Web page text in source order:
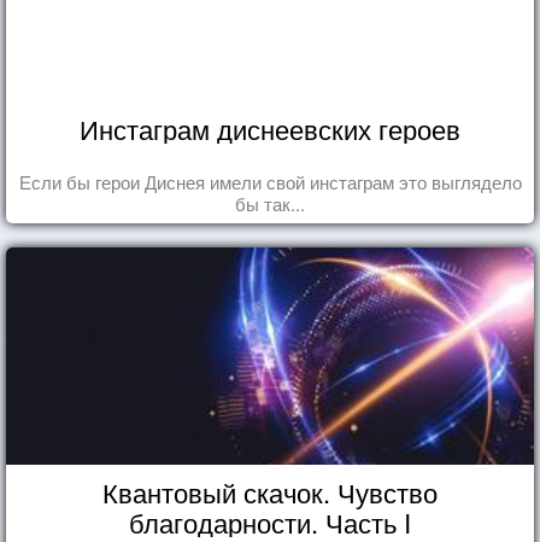
Инстаграм диснеевских героев
Если бы герои Диснея имели свой инстаграм это выглядело
бы так...
Квантовый скачок. Чувство
благодарности. Часть I